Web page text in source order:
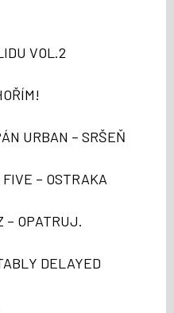
VOL.2
URBAN – SRŠEŇ
– OSTRAKA
– OPATRUJ.
DELAYED